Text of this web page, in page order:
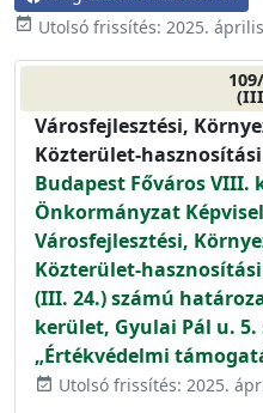
event_available Utolsó frissítés: 2025.
Városfejlesztési,
Közterület-
Budapest Főváros VIII.
Önkormányzat
Városfejlesztési,
Közterület-
(III. 24.) számú
kerület, Gyulai Pál u.
„Értékvédelmi
event_available Utolsó frissítés: 2025.